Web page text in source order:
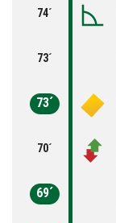
74´
73´
73´
70´
69´